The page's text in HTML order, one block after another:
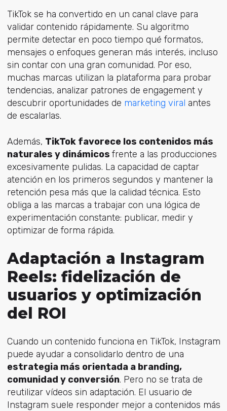
TikTok se ha convertido en un canal clave para
validar contenido rápidamente. Su algoritmo
permite detectar en poco tiempo qué formatos,
mensajes o enfoques generan más interés, incluso
sin contar con una gran comunidad. Por eso,
muchas marcas utilizan la plataforma para probar
tendencias, analizar patrones de engagement y
descubrir oportunidades de marketing viral antes
de escalarlas.
Además, TikTok favorece los contenidos más
naturales y dinámicos frente a las producciones
excesivamente pulidas. La capacidad de captar
atención en los primeros segundos y mantener la
retención pesa más que la calidad técnica. Esto
obliga a las marcas a trabajar con una lógica de
experimentación constante: publicar, medir y
optimizar de forma rápida.
Adaptación a Instagram
Reels: fidelización de
usuarios y optimización
del ROI
Cuando un contenido funciona en TikTok, Instagram
puede ayudar a consolidarlo dentro de una
estrategia más orientada a branding,
comunidad y conversión. Pero no se trata de
reutilizar vídeos sin adaptación. El usuario de
Instagram suele responder mejor a contenidos más